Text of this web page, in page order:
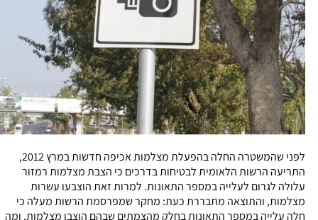
לפני שהמשטרה החלה בהפעלת מצלמות אכיפה חדשות במרץ 2012,
התריעה הרשות הלאומית לבטיחות בדרכים כי הצבת מצלמות רמזור
עלולה לגרום לעלייה במספר התאונות. למרות זאת הוצבעו עשרות
מצלמות, והתוצאה מתבררת כעת: מחקר שמפרסמת הרשות מעלה כי
חלה עלייה במספר התאונות בחלק מהצמתים שבהם הוצבו מצלמות. ומה